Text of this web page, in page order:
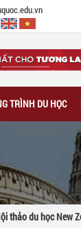
TRÌNH DU HỌC
thảo du học New